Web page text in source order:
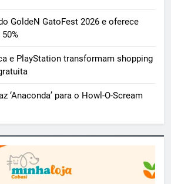
GoldeN GatoFest 2026 e oferece
e PlayStation transformam shopping
‘Anaconda’ para o Howl-O-Scream